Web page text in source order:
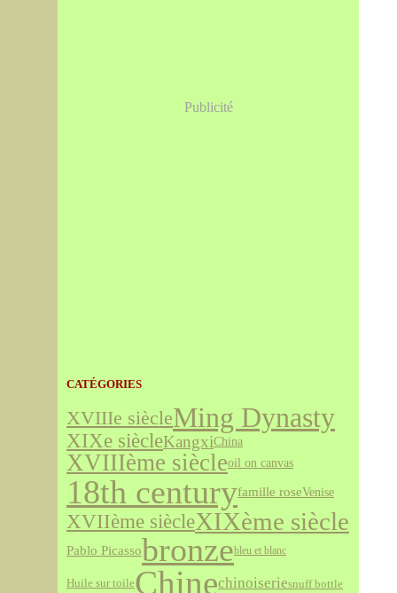
Publicité
CATÉGORIES
XVIIIe siècleMing Dynasty
XIXe siècleKangxiChina
XVIIIème siècleoil on canvas
18th centuryfamille roseVenise
XVIIème siècleXIXème siècle
Pablo Picassobronzebleu et blanc
Huile sur toileChinechinoiseriesnuff bottle